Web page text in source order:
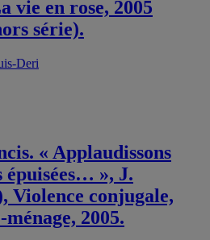
vie en rose, 2005
série).
Deri
« Applaudissons
épuisées… », J.
Violence conjugale,
2005.